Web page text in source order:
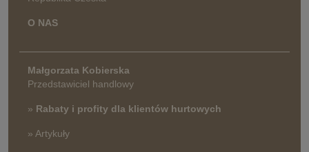
O NAS
Małgorzata Kobierska
Przedstawiciel handlowy
» Rabaty i profity dla klientów hurtowych
» Artykuły